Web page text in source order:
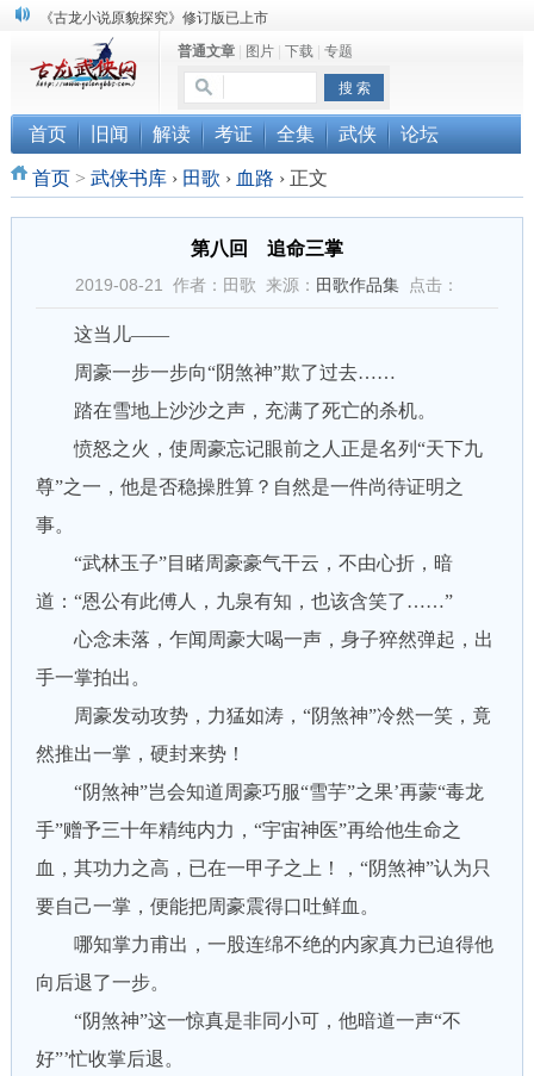
《古龙小说原貌探究》修订版已上市
顾雪衣《古龙武侠小说知见录》上市
“武侠书库”查缺补漏活动圆满结束
普通文章| 图片| 下载| 专题
首页 旧闻 解读 考证 全集 武侠 论坛
首页> 武侠书库 › 田歌 › 血路 ›正文
第八回 追命三掌
2019-08-21 作者：田歌 来源： 田歌作品集点击：
这当儿——
周豪一步一步向“阴煞神”欺了过去……
踏在雪地上沙沙之声，充满了死亡的杀机。
愤怒之火，使周豪忘记眼前之人正是名列“天下九
尊”之一，他是否稳操胜算？自然是一件尚待证明之
事。
“武林玉子”目睹周豪豪气干云，不由心折，暗
道：“恩公有此傅人，九泉有知，也该含笑了……”
心念未落，乍闻周豪大喝一声，身子猝然弹起，出
手一掌拍出。
周豪发动攻势，力猛如涛，“阴煞神”冷然一笑，竟
然推出一掌，硬封来势！
“阴煞神”岂会知道周豪巧服“雪芋”之果’再蒙“毒龙
手”赠予三十年精纯内力，“宇宙神医”再给他生命之
血，其功力之高，已在一甲子之上！，“阴煞神”认为只
要自己一掌，便能把周豪震得口吐鲜血。
哪知掌力甫出，一股连绵不绝的内家真力已迫得他
向后退了一步。
“阴煞神”这一惊真是非同小可，他暗道一声“不
好”’忙收掌后退。